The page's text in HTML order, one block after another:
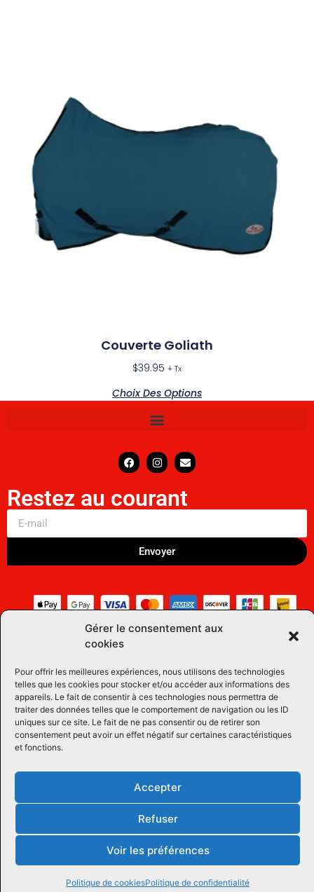
Gérer le consentement aux
cookies
Pour offrir les meilleures expériences, nous utilisons des technologies
telles que les cookies pour stocker et/ou accéder aux informations des
appareils. Le fait de consentir à ces technologies nous permettra de
traiter des données telles que le comportement de navigation ou les ID
uniques sur ce site. Le fait de ne pas consentir ou de retirer son
consentement peut avoir un effet négatif sur certaines caractéristiques
et fonctions.
Accepter
Refuser
Voir les préférences
Politique de cookiesPolitique de confidentialité
Couverte Goliath
$39.95 + Tx
Choix Des Options
Restez au courant
Envoyer
Tous droits réservées © 2026 Équipements Équins LM